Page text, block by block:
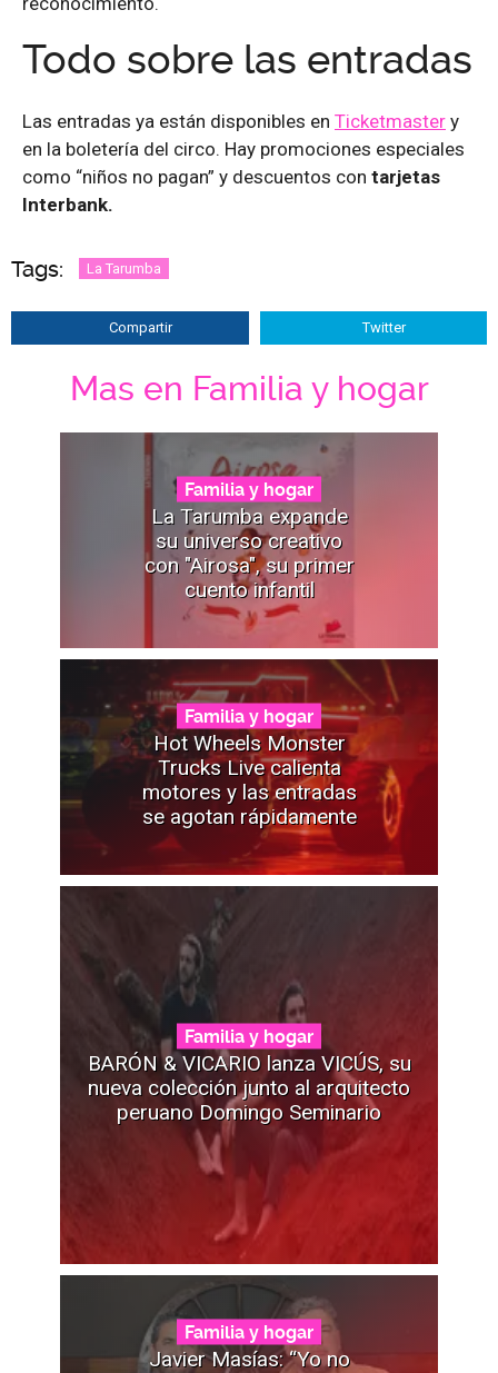
Todo sobre las entradas
Las entradas ya están disponibles en Ticketmaster y
en la boletería del circo. Hay promociones especiales
como “niños no pagan” y descuentos con tarjetas
Interbank.
Tags: La Tarumba
Compartir Twitter
Mas en Familia y hogar
Familia y hogar
La Tarumba expande
su universo creativo
con "Airosa", su primer
cuento infantil
Familia y hogar
Hot Wheels Monster
Trucks Live calienta
motores y las entradas
se agotan rápidamente
Familia y hogar
BARÓN & VICARIO lanza VICÚS, su
nueva colección junto al arquitecto
peruano Domingo Seminario
Familia y hogar
Javier Masías: “Yo no